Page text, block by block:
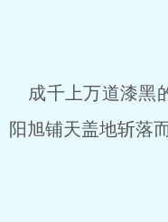
成千上万道漆黑
阳旭铺天盖地斩落而